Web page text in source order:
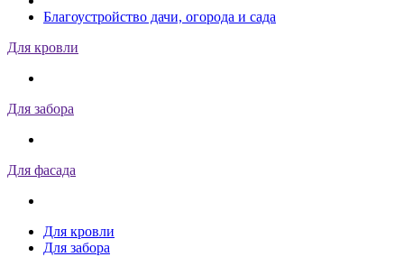
Благоустройство дачи, огорода и сада
Для кровли
Для забора
Для фасада
Для кровли
Для забора